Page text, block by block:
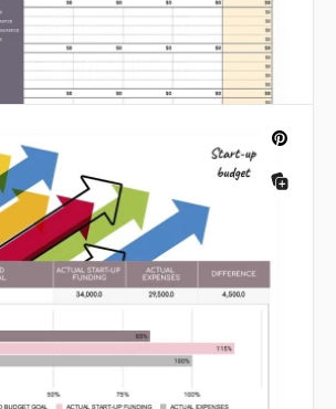
para pequeñas empresas
necesitas para abrir y llevar a cabo
negocio? Te sugerimos que
anual de marketing con
presupuesto de marketing anual con
gratuita y cuente dinero